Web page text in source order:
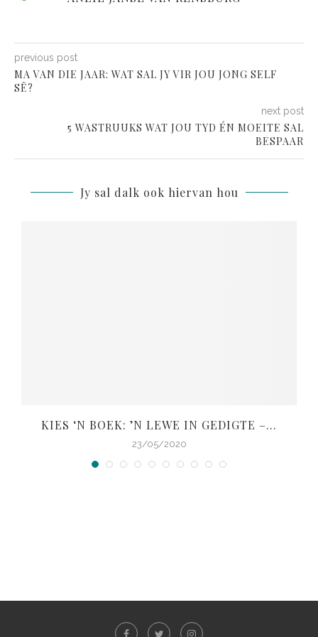
previous post
MA VAN DIE JAAR: WAT SAL JY VIR JOU JONG SELF
SÊ?
next post
5 WASTRUUKS WAT JOU TYD ÉN MOEITE SAL
BESPAAR
Jy sal dalk ook hiervan hou
KIES ‘N BOEK: ’N LEWE IN GEDIGTE –...
23/05/2020